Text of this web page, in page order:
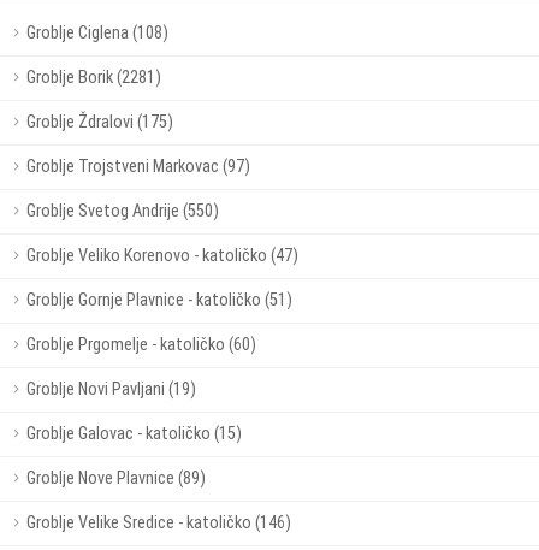
Groblje Ciglena (108)
Groblje Borik (2281)
Groblje Ždralovi (175)
Groblje Trojstveni Markovac (97)
Groblje Svetog Andrije (550)
Groblje Veliko Korenovo - katoličko (47)
Groblje Gornje Plavnice - katoličko (51)
Groblje Prgomelje - katoličko (60)
Groblje Novi Pavljani (19)
Groblje Galovac - katoličko (15)
Groblje Nove Plavnice (89)
Groblje Velike Sredice - katoličko (146)